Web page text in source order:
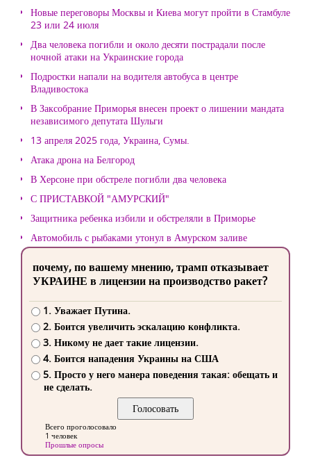
Новые переговоры Москвы и Киева могут пройти в Стамбуле
23 или 24 июля
Два человека погибли и около десяти пострадали после
ночной атаки на Украинские города
Подростки напали на водителя автобуса в центре
Владивостока
В Заксобрание Приморья внесен проект о лишении мандата
независимого депутата Шульги
13 апреля 2025 года, Украина, Сумы.
Атака дрона на Белгород
В Херсоне при обстреле погибли два человека
С ПРИСТАВКОЙ "АМУРСКИЙ"
Защитника ребенка избили и обстреляли в Приморье
Автомобиль с рыбаками утонул в Амурском заливе
почему, по вашему мнению, трамп отказывает
УКРАИНЕ в лицензии на производство ракет?
1. Уважает Путина.
2. Боится увеличить эскалацию конфликта.
3. Никому не дает такие лицензии.
4. Боится нападения Украины на США
5. Просто у него манера поведения такая: обещать и
не сделать.
Всего проголосовало
1 человек
Прошлые опросы